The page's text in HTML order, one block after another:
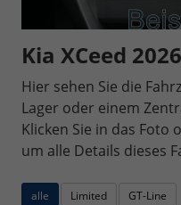
Kia XCeed 2026
Hier sehen Sie die
Lager oder einem
Klicken Sie in das Foto
um alle Details dieses
alle Limited GT-Line